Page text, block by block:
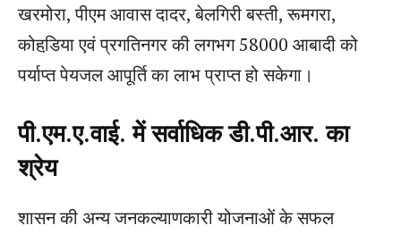
खरमोरा, पीएम आवास दादर, बेलगिरी बस्ती, रूमगरा,
कोहडि़या एवं प्रगतिनगर की लगभग 58000 आबादी को
पर्याप्त पेयजल आपूर्ति का लाभ प्राप्त हो सकेगा।
पी.एम.ए.वाई. में सर्वाधिक डी.पी.आर. का
श्रेय
शासन की अन्य जनकल्याणकारी योजनाओं के सफल